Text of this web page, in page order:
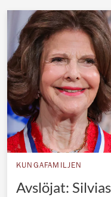
KUNGAFAMILJEN
Avslöjat: